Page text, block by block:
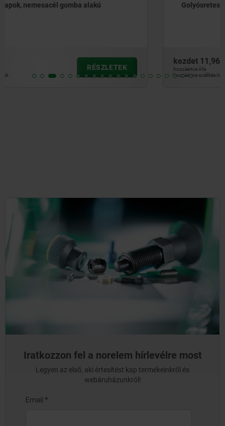
Golyósretesz-csapok, nemesacél
hozzáértve szállítási költségek
RÉSZLETEK
Iratkozzon fel a norelem hírlevélre most
Legyen az első, aki értesítést kap termékeinkről és
webáruházunkról!